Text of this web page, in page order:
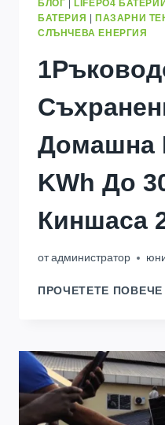
БЛОГ LIFEPO4 БАТЕРИИ
БАТЕРИЯ | ПАЗАРНИ
СЛЪНЧЕВА ЕНЕРГИЯ
Домашна
KWh До
Киншаса
от администратор
ПРОЧЕТЕТЕ ПОВЕЧЕ